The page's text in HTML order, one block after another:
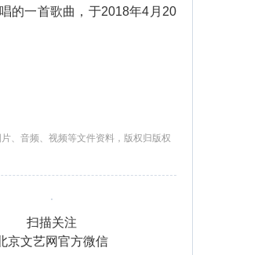
的一首歌曲，于2018年4月20
、音频、视频等文件资料，版权归版权
扫描关注
京文艺网官方微信